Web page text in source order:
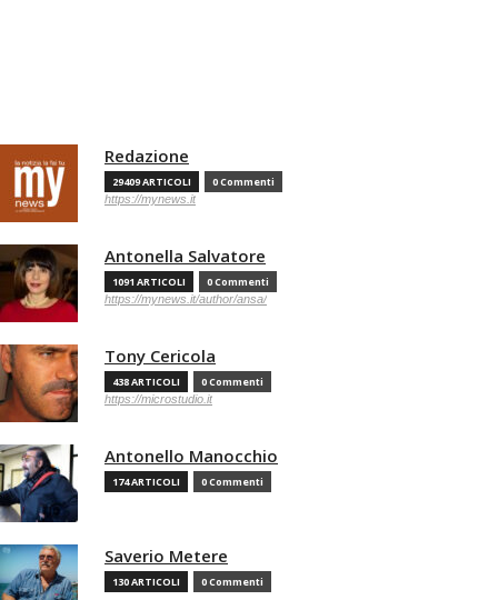
Redazione
29409 ARTICOLI 0 Commenti
https://mynews.it
Antonella Salvatore
1091 ARTICOLI 0 Commenti
https://mynews.it/author/ansa/
Tony Cericola
438 ARTICOLI 0 Commenti
https://microstudio.it
Antonello Manocchio
174 ARTICOLI 0 Commenti
Saverio Metere
130 ARTICOLI 0 Commenti